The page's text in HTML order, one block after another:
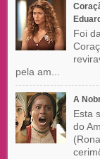
Foi
pela am...
A
Esta
do